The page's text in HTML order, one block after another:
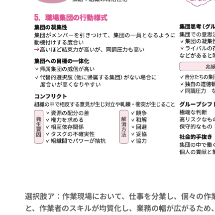
選択肢ア：作業現場において、仕事を分業し、個々の作
と、作業者のスキルが均質化し、業務の幅が広がるため